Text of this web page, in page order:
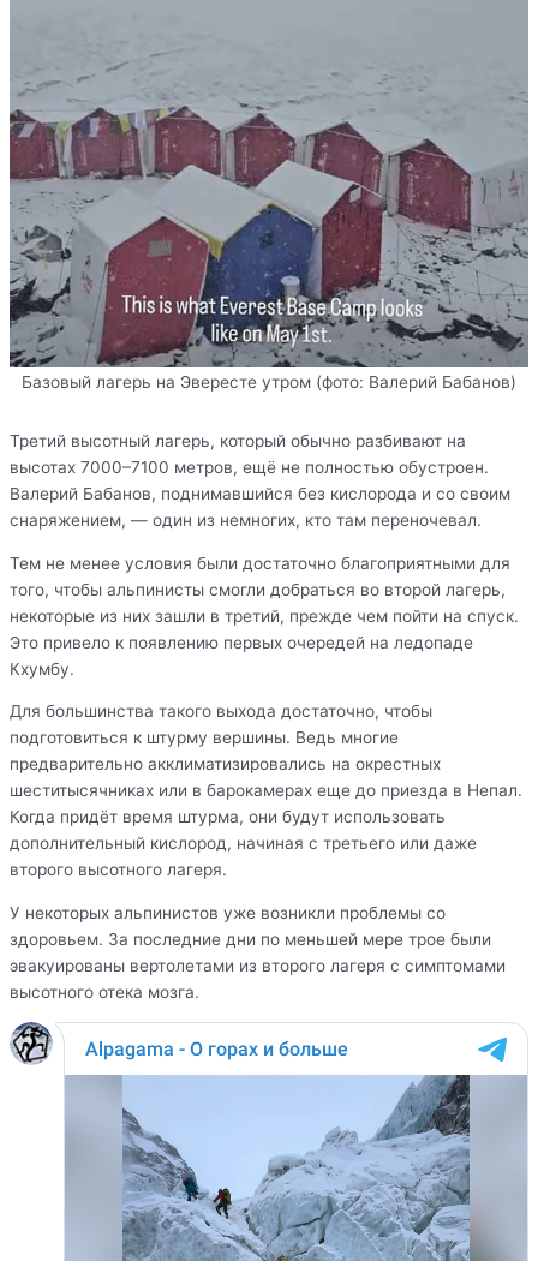
Базовый лагерь на Эвересте утром (фото: Валерий Бабанов)
Третий высотный лагерь, который обычно разбивают на
высотах 7000–7100 метров, ещё не полностью обустроен.
Валерий Бабанов, поднимавшийся без кислорода и со своим
снаряжением, — один из немногих, кто там переночевал.
Тем не менее условия были достаточно благоприятными для
того, чтобы альпинисты смогли добраться во второй лагерь,
некоторые из них зашли в третий, прежде чем пойти на спуск.
Это привело к появлению первых очередей на ледопаде
Кхумбу.
Для большинства такого выхода достаточно, чтобы
подготовиться к штурму вершины. Ведь многие
предварительно акклиматизировались на окрестных
шеститысячниках или в барокамерах еще до приезда в Непал.
Когда придёт время штурма, они будут использовать
дополнительный кислород, начиная с третьего или даже
второго высотного лагеря.
У некоторых альпинистов уже возникли проблемы со
здоровьем. За последние дни по меньшей мере трое были
эвакуированы вертолетами из второго лагеря с симптомами
высотного отека мозга.